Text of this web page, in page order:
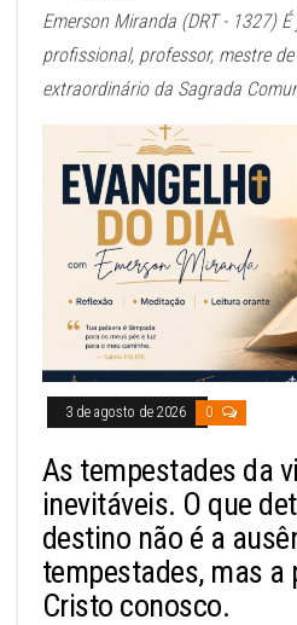
Emerson Miranda (DRT - 1327)
profissional, professor, mestre
extraordinário da Sagrada
3 de agosto de 2026 0
As tempestades da
inevitáveis. O que
destino não é a
tempestades, mas a
Cristo conosco.